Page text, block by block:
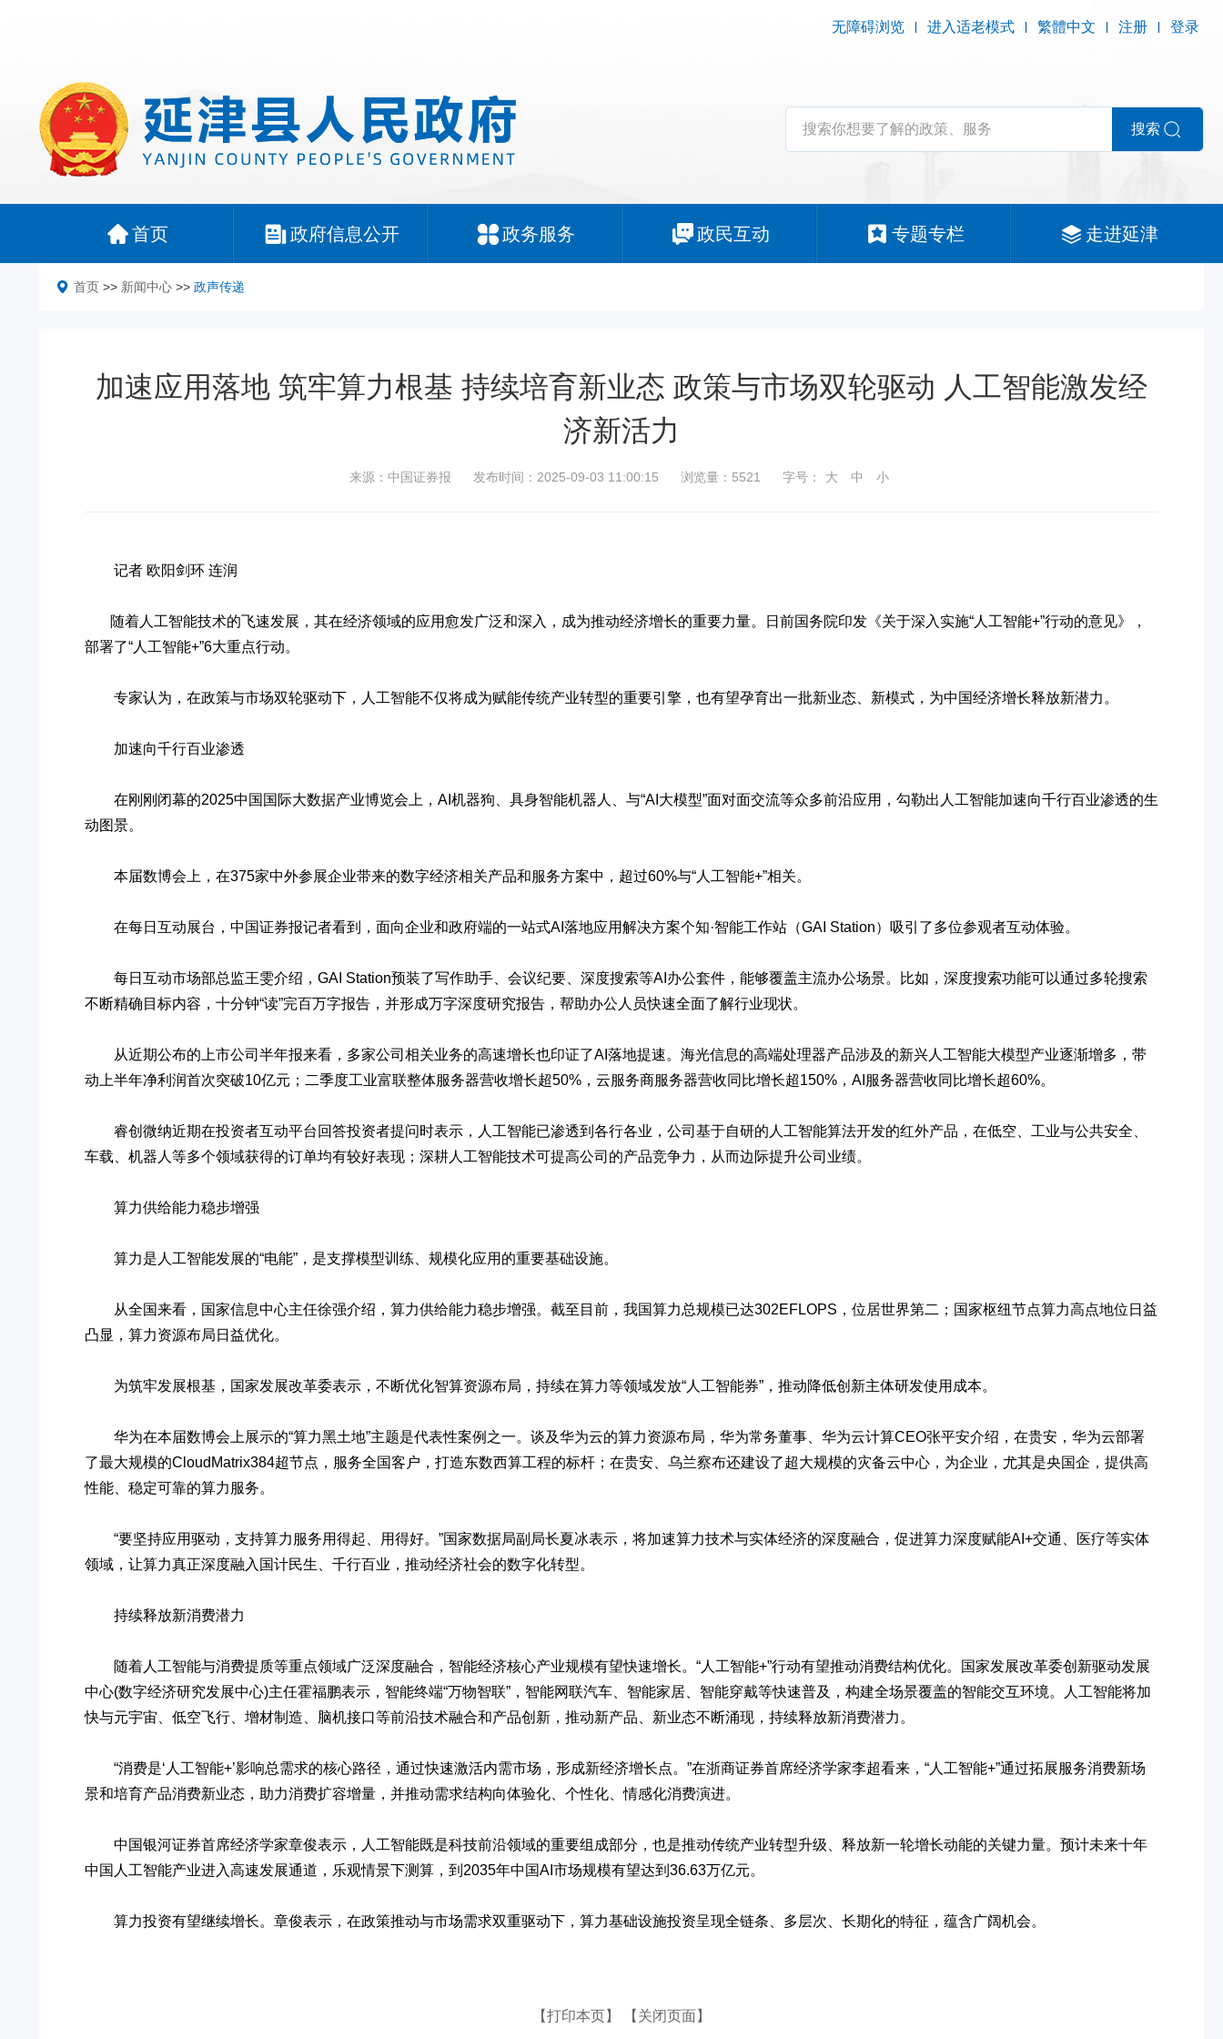
无障碍浏览 进入适老模式 繁體中文 注册 登录
搜索
首页 政府信息公开 政务服务 政民互动 专题专栏 走进延津
首页 >> 新闻中心 >> 政声传递
加速应用落地 筑牢算力根基 持续培育新业态 政策与市场双轮驱动 人工智能激发经
济新活力
来源：中国证券报 发布时间：2025-09-03 11:00:15 浏览量：5521 字号： 大 中 小
记者 欧阳剑环 连润
随着人工智能技术的飞速发展，其在经济领域的应用愈发广泛和深入，成为推动经济增长的重要力量。日前国务院印发《关于深入实施“人工智能+”行动的意见》，
部署了“人工智能+”6大重点行动。
专家认为，在政策与市场双轮驱动下，人工智能不仅将成为赋能传统产业转型的重要引擎，也有望孕育出一批新业态、新模式，为中国经济增长释放新潜力。
加速向千行百业渗透
在刚刚闭幕的2025中国国际大数据产业博览会上，AI机器狗、具身智能机器人、与“AI大模型”面对面交流等众多前沿应用，勾勒出人工智能加速向千行百业渗透的生
动图景。
本届数博会上，在375家中外参展企业带来的数字经济相关产品和服务方案中，超过60%与“人工智能+”相关。
在每日互动展台，中国证券报记者看到，面向企业和政府端的一站式AI落地应用解决方案个知·智能工作站（GAI Station）吸引了多位参观者互动体验。
每日互动市场部总监王雯介绍，GAI Station预装了写作助手、会议纪要、深度搜索等AI办公套件，能够覆盖主流办公场景。比如，深度搜索功能可以通过多轮搜索
不断精确目标内容，十分钟“读”完百万字报告，并形成万字深度研究报告，帮助办公人员快速全面了解行业现状。
从近期公布的上市公司半年报来看，多家公司相关业务的高速增长也印证了AI落地提速。海光信息的高端处理器产品涉及的新兴人工智能大模型产业逐渐增多，带
动上半年净利润首次突破10亿元；二季度工业富联整体服务器营收增长超50%，云服务商服务器营收同比增长超150%，AI服务器营收同比增长超60%。
睿创微纳近期在投资者互动平台回答投资者提问时表示，人工智能已渗透到各行各业，公司基于自研的人工智能算法开发的红外产品，在低空、工业与公共安全、
车载、机器人等多个领域获得的订单均有较好表现；深耕人工智能技术可提高公司的产品竞争力，从而边际提升公司业绩。
算力供给能力稳步增强
算力是人工智能发展的“电能”，是支撑模型训练、规模化应用的重要基础设施。
从全国来看，国家信息中心主任徐强介绍，算力供给能力稳步增强。截至目前，我国算力总规模已达302EFLOPS，位居世界第二；国家枢纽节点算力高点地位日益
凸显，算力资源布局日益优化。
为筑牢发展根基，国家发展改革委表示，不断优化智算资源布局，持续在算力等领域发放“人工智能券”，推动降低创新主体研发使用成本。
华为在本届数博会上展示的“算力黑土地”主题是代表性案例之一。谈及华为云的算力资源布局，华为常务董事、华为云计算CEO张平安介绍，在贵安，华为云部署
了最大规模的CloudMatrix384超节点，服务全国客户，打造东数西算工程的标杆；在贵安、乌兰察布还建设了超大规模的灾备云中心，为企业，尤其是央国企，提供高
性能、稳定可靠的算力服务。
“要坚持应用驱动，支持算力服务用得起、用得好。”国家数据局副局长夏冰表示，将加速算力技术与实体经济的深度融合，促进算力深度赋能AI+交通、医疗等实体
领域，让算力真正深度融入国计民生、千行百业，推动经济社会的数字化转型。
持续释放新消费潜力
随着人工智能与消费提质等重点领域广泛深度融合，智能经济核心产业规模有望快速增长。“人工智能+”行动有望推动消费结构优化。国家发展改革委创新驱动发展
中心(数字经济研究发展中心)主任霍福鹏表示，智能终端“万物智联”，智能网联汽车、智能家居、智能穿戴等快速普及，构建全场景覆盖的智能交互环境。人工智能将加
快与元宇宙、低空飞行、增材制造、脑机接口等前沿技术融合和产品创新，推动新产品、新业态不断涌现，持续释放新消费潜力。
“消费是‘人工智能+’影响总需求的核心路径，通过快速激活内需市场，形成新经济增长点。”在浙商证券首席经济学家李超看来，“人工智能+”通过拓展服务消费新场
景和培育产品消费新业态，助力消费扩容增量，并推动需求结构向体验化、个性化、情感化消费演进。
中国银河证券首席经济学家章俊表示，人工智能既是科技前沿领域的重要组成部分，也是推动传统产业转型升级、释放新一轮增长动能的关键力量。预计未来十年
中国人工智能产业进入高速发展通道，乐观情景下测算，到2035年中国AI市场规模有望达到36.63万亿元。
算力投资有望继续增长。章俊表示，在政策推动与市场需求双重驱动下，算力基础设施投资呈现全链条、多层次、长期化的特征，蕴含广阔机会。
【打印本页】 【关闭页面】